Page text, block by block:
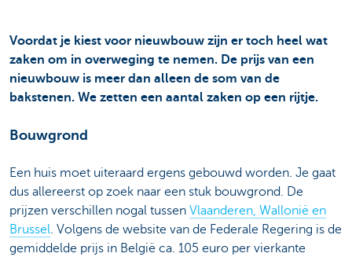
Voordat je kiest voor nieuwbouw zijn er toch heel wat
zaken om in overweging te nemen. De prijs van een
nieuwbouw is meer dan alleen de som van de
bakstenen. We zetten een aantal zaken op een rijtje.
Bouwgrond
Een huis moet uiteraard ergens gebouwd worden. Je gaat
dus allereerst op zoek naar een stuk bouwgrond. De
prijzen verschillen nogal tussen Vlaanderen, Wallonië en
Brussel. Volgens de website van de Federale Regering is de
gemiddelde prijs in België ca. 105 euro per vierkante